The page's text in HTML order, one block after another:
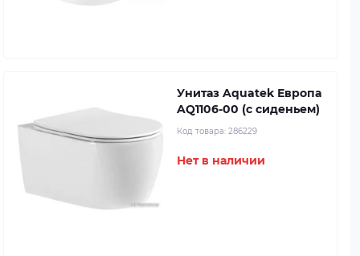
Унитаз Aquatek Европа
AQ1106-00 (с сиденьем)
Код товара: 286229
Нет в наличии